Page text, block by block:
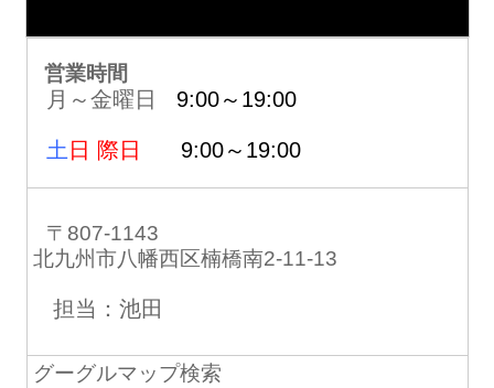
営業時間
月～金曜日 9:00～19:00
土 日 際日 9:00～19:00
〒807-1143
北九州市八幡西区楠橋南2-11-13
担当：池田
グーグルマップ検索